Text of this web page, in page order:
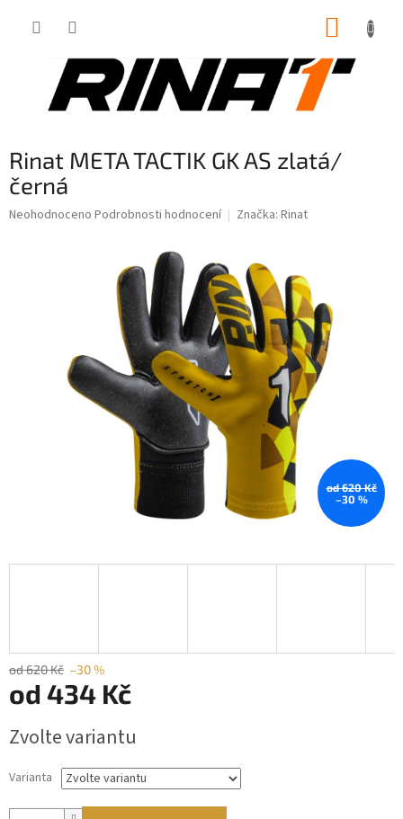
Rinat META TACTIK GK AS zlatá/
černá
Průměrné
Neohodnoceno Podrobnosti hodnocení Značka: Rinat
od 620 Kč
–30 %
od 620 Kč –30 %
od 434 Kč
cena:
Zvolte variantu
Varianta